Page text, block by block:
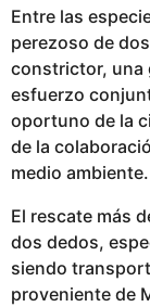
l
i
c
a
d
o
Entre las
perezoso de
constrictor, una
esfuerzo
oportuno de la
de la
medio ambiente.
El rescate más
dos dedos,
siendo
proveniente de